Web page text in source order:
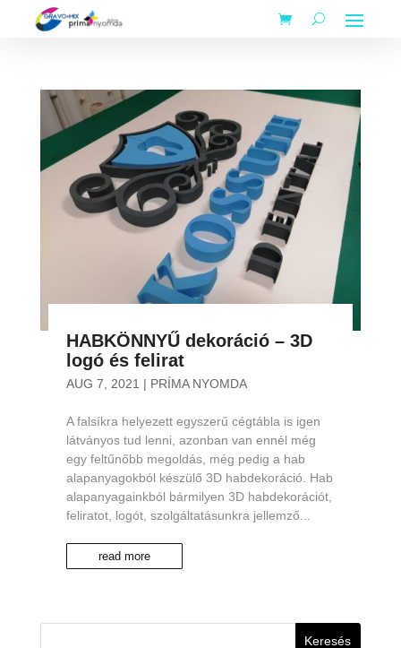
HABKÖNNYŰ dekoráció – 3D
logó és felirat
AUG 7, 2021 | PRÍMA NYOMDA
A falsíkra helyezett egyszerű cégtábla is igen
látványos tud lenni, azonban van ennél még
egy feltűnőbb megoldás, még pedig a hab
alapanyagokból készülő 3D habdekoráció. Hab
alapanyagainkból bármilyen 3D habdekorációt,
feliratot, logót, szolgáltatásunkra jellemző...
read more